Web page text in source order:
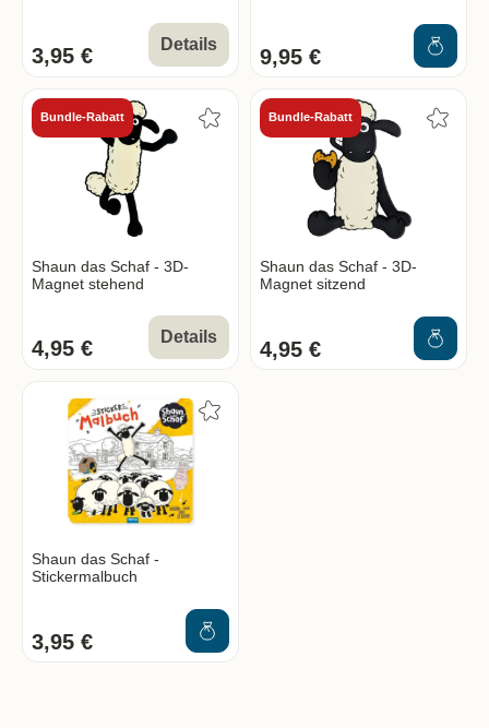
3,95 € Details 9,95 €
Bundle-Rabatt
Shaun das Schaf - 3D-
Magnet stehend
4,95 € Details
Bundle-Rabatt
Shaun das Schaf - 3D-
Magnet sitzend
4,95 €
Shaun das Schaf -
Stickermalbuch
3,95 €